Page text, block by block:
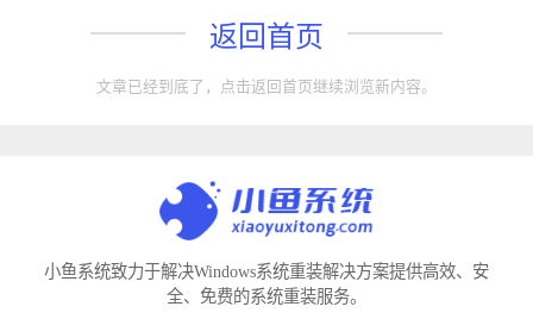
返回首页
文章已经到底了，点击返回首页继续浏览新内容。
小鱼系统致力于解决Windows系统重装解决方案提供高效、安
全、免费的系统重装服务。